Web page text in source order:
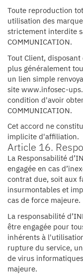
Toute reproduction
utilisation des
strictement interdite
COMMUNICATION.
Tout Client,
plus généralement
un lien simple
site www.infosec-
condition d'avoir
COMMUNICATION.
Cet accord ne
implicite d'affiliation.
Article 16.
La Responsabilité
engagée en cas
contrat due, soit aux
insurmontables et
cas de force majeure.
La responsabilité
être engagée pour
inhérents à
rupture du service,
de virus
majeure.